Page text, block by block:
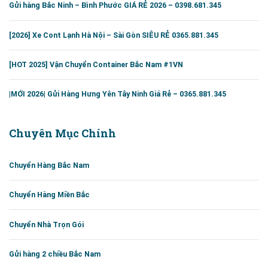
Gửi hàng Bắc Ninh – Bình Phước GIÁ RẺ 2026 – 0398.681.345
[2026] Xe Cont Lạnh Hà Nội – Sài Gòn SIÊU RẺ 0365.881.345
[HOT 2025] Vận Chuyển Container Bắc Nam #1VN
|MỚI 2026| Gửi Hàng Hưng Yên Tây Ninh Giá Rẻ – 0365.881.345
Chuyên Mục Chính
Chuyển Hàng Bắc Nam
Chuyển Hàng Miền Bắc
Chuyển Nhà Trọn Gói
Gửi hàng 2 chiều Bắc Nam